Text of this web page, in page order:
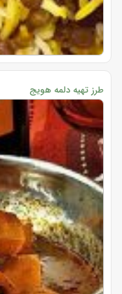
طرز تهیه دلمه هویج